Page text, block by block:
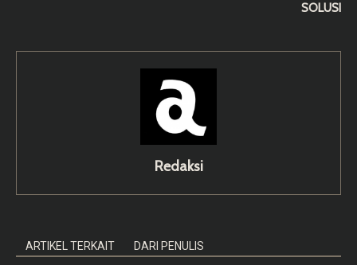
SOLUSI
Redaksi
ARTIKEL TERKAIT DARI PENULIS